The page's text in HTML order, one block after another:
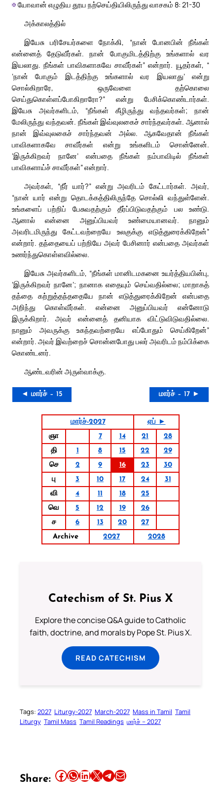
✠யோவான் எழுதிய தூய நற்செய்தியிலிருந்து வாசகம் 8: 21-30
அக்காலத்தில்
இயேசு பரிசேயர்களை நோக்கி, “நான் போனபின் நீங்கள்
என்னைத் தேடுவீர்கள். நான் போகுமிடத்திற்கு உங்களால் வர
இயலாது. நீங்கள் பாவிகளாகவே சாவீர்கள்” என்றார். யூதர்கள், “
‘நான் போகும் இடத்திற்கு உங்களால் வர இயலாது’ என்று
சொல்கிறாரே, ஒருவேளை தற்கொலை
செய்துகொள்ளப்போகிறாரோ?” என்று பேசிக்கொண்டார்கள்.
இயேசு அவர்களிடம், “நீங்கள் கீழிருந்து வந்தவர்கள்; நான்
மேலிருந்து வந்தவன். நீங்கள் இவ்வுலகைச் சார்ந்தவர்கள். ஆனால்
நான் இவ்வுலகைச் சார்ந்தவன் அல்ல. ஆகவேதான் நீங்கள்
பாவிகளாகவே சாவீர்கள் என்று உங்களிடம் சொன்னேன்.
‘இருக்கிறவர் நானே’ என்பதை நீங்கள் நம்பாவிடில் நீங்கள்
பாவிகளாய்ச் சாவீர்கள்” என்றார்.
அவர்கள், “நீர் யார்?” என்று அவரிடம் கேட்டார்கள். அவர்,
“நான் யார் என்று தொடக்கத்திலிருந்தே சொல்லி வந்துள்ளேன்.
உங்களைப் பற்றிப் பேசுவதற்கும் தீர்ப்பிடுவதற்கும் பல உண்டு.
ஆனால் என்னை அனுப்பியவர் உண்மையானவர். நானும்
அவரிடமிருந்து கேட்டவற்றையே உலகுக்கு எடுத்துரைக்கிறேன்”
என்றார். தந்தையைப் பற்றியே அவர் பேசினார் என்பதை அவர்கள்
உணர்ந்துகொள்ளவில்லை.
இயேசு அவர்களிடம், “நீங்கள் மானிடமகனை உயர்த்தியபின்பு,
‘இருக்கிறவர் நானே’; நானாக எதையும் செய்வதில்லை; மாறாகத்
தந்தை கற்றுத்தந்ததையே நான் எடுத்துரைக்கிறேன் என்பதை
அறிந்து கொள்வீர்கள். என்னை அனுப்பியவர் என்னோடு
இருக்கிறார். அவர் என்னைத் தனியாக விட்டுவிடுவதில்லை.
நானும் அவருக்கு உகந்தவற்றையே எப்போதும் செய்கிறேன்”
என்றார். அவர் இவற்றைச் சொன்னபோது பலர் அவரிடம் நம்பிக்கை
கொண்டனர்.
ஆண்டவரின் அருள்வாக்கு.
◄ மார்ச் – 15 மார்ச் – 17 ►
மார்ச்-2027
ஏப் ►
ஞா
7 14 21
28
தி
1 8 15 22
29
செ
2 9 16 23
30
பு
3 10 17 24
31
வி
4 11 18
25
வெ
5 12 19
26
ச
6 13 20
27
Archive
2027 2028
Catechism of St. Pius X
Explore the concise Q&A guide to Catholic
faith, doctrine, and morals by Pope St. Pius X.
READ CATECHISM
Tags: 2027 Liturgy-2027 March-2027 Mass in Tamil Tamil
Liturgy Tamil Mass Tamil Readings மார்ச் – 2027
Share: Share this article on Facebook Share this article on WhatsApp Share this article on LinkedIn Share this article on X Share this article on TelegramEmail this Article